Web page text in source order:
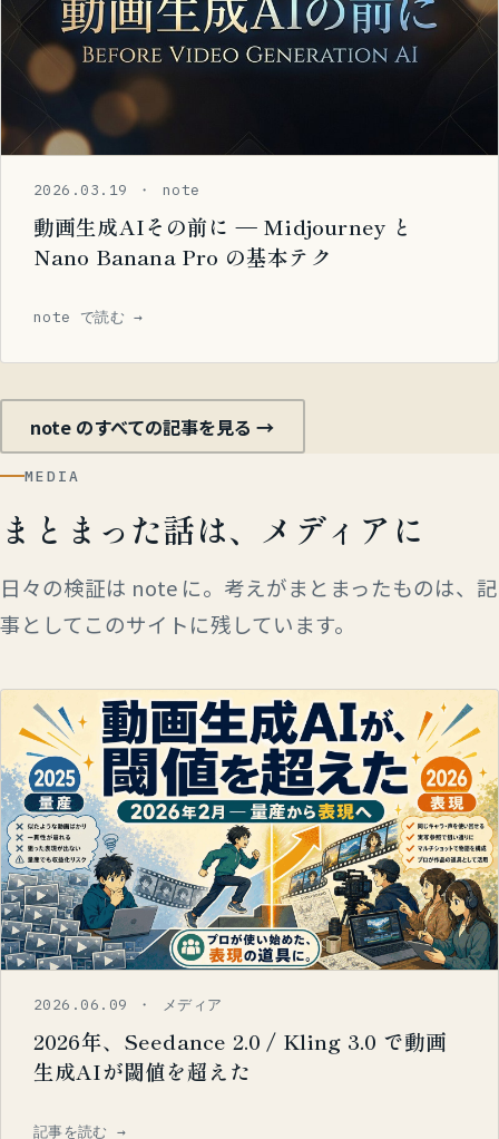
2026.03.19 ・ note
動画生成AIその前に — Midjourney と
Nano Banana Pro の基本テク
note で読む →
note のすべての記事を見る →
MEDIA
まとまった話は、メディアに
日々の検証は note に。考えがまとまったものは、記
事としてこのサイトに残しています。
2026.06.09 ・ メディア
2026年、Seedance 2.0 / Kling 3.0 で動画
生成AIが閾値を超えた
記事を読む →